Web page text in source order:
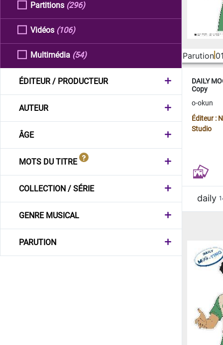
Partitions (296)
Vidéos (106)
Multimédia (54)
ÉDITEUR / PRODUCTEUR
AUTEUR
ÂGE
MOTS DU TITRE
COLLECTION / SÉRIE
GENRE MUSICAL
PARUTION
Parution
DAILY
Copy
o-okun
Éditeur :
Studio
daily